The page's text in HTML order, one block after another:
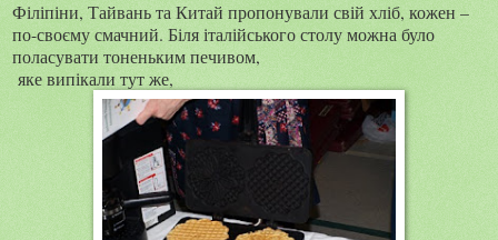
Філіпіни, Тайвань та Китай пропонували свій хліб, кожен –
по-своєму смачний. Біля італійського столу можна було
поласувати тоненьким печивом,
яке випікали тут же,